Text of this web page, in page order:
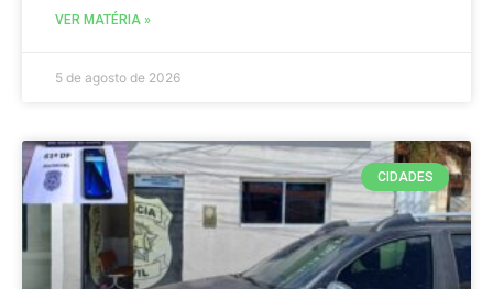
VER MATÉRIA »
5 de agosto de 2026
CIDADES